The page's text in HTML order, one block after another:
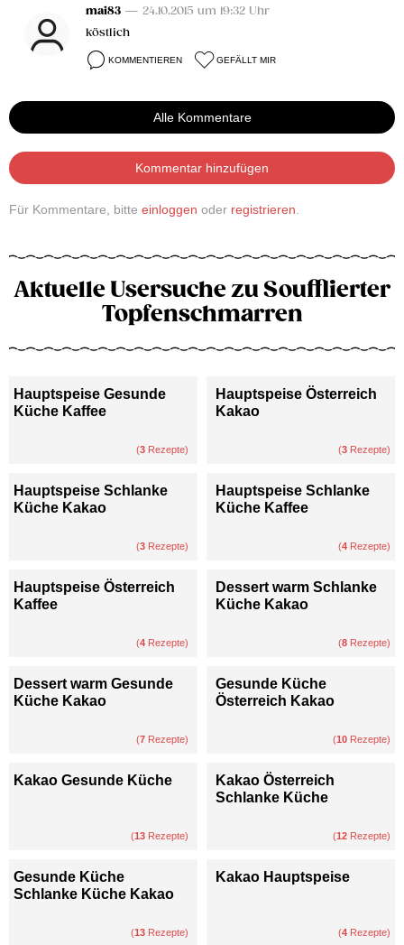
mai83 — 24.10.2015 um 19:32 Uhr
köstlich
KOMMENTIEREN GEFÄLLT MIR
Alle Kommentare
Kommentar hinzufügen
Für Kommentare, bitte einloggen oder registrieren
Aktuelle Usersuche zu Soufflierter
Topfenschmarren
Hauptspeise Gesunde
Küche Kaffee
(3 Rezepte)
Hauptspeise Österreich
Kakao
(3 Rezepte)
Hauptspeise Schlanke
Küche Kakao
(3 Rezepte)
Hauptspeise Schlanke
Küche Kaffee
(4 Rezepte)
Hauptspeise Österreich
Kaffee
(4 Rezepte)
Dessert warm Schlanke
Küche Kakao
(8 Rezepte)
Dessert warm Gesunde
Küche Kakao
(7 Rezepte)
Gesunde Küche
Österreich Kakao
(10 Rezepte)
Kakao Gesunde Küche
(13 Rezepte)
Kakao Österreich
Schlanke Küche
(12 Rezepte)
Gesunde Küche
Schlanke Küche Kakao
(13 Rezepte)
Kakao Hauptspeise
(4 Rezepte)